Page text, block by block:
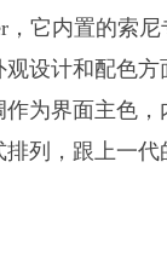
，它内置的索
设计和配色方
为界面主色
排列，跟上一